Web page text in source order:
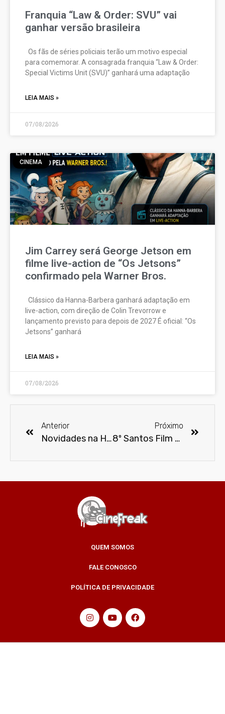
Franquia “Law & Order: SVU” vai
ganhar versão brasileira
Os fãs de séries policiais terão um motivo especial
para comemorar. A consagrada franquia “Law & Order:
Special Victims Unit (SVU)” ganhará uma adaptação
LEIA MAIS »
07/08/2026
CINEMA
Jim Carrey será George Jetson em
filme live-action de “Os Jetsons”
confirmado pela Warner Bros.
Clássico da Hanna-Barbera ganhará adaptação em
live-action, com direção de Colin Trevorrow e
lançamento previsto para depois de 2027 É oficial: “Os
Jetsons” ganhará
LEIA MAIS »
07/08/2026
Anterior
Novidades na HBO MAX em junho
Próximo
8º Santos Film Fest acontece de 21 a 29 de junho em mais de 10 espaços da cidade
QUEM SOMOS
FALE CONOSCO
POLÍTICA DE PRIVACIDADE